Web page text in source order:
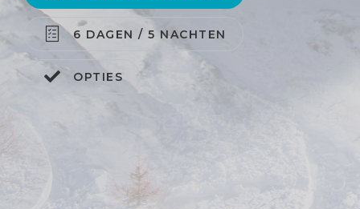
6 DAGEN / 5 NACHTEN
OPTIES